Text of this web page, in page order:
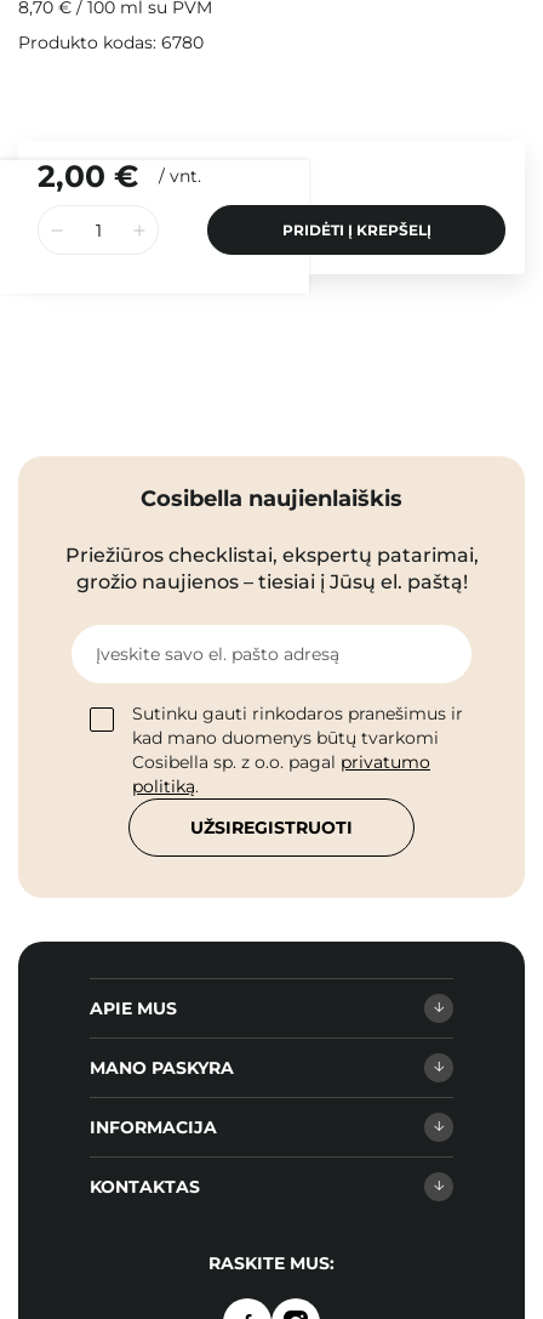
2,00 € / vnt.
PRIDĖTI Į KREPŠELĮ
8,70 € / 100 ml su PVM
Produkto kodas: 6780
Cosibella naujienlaiškis
Priežiūros checklistai, ekspertų patarimai,
grožio naujienos – tiesiai į Jūsų el. paštą!
Įveskite savo el. pašto adresą
Sutinku gauti rinkodaros pranešimus ir
kad mano duomenys būtų tvarkomi
Cosibella sp. z o.o. pagal privatumo
politiką.
UŽSIREGISTRUOTI
APIE MUS
MANO PASKYRA
INFORMACIJA
KONTAKTAS
RASKITE MUS: